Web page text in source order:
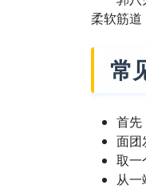
柔软筋道
常
首先
面团
取一
从一